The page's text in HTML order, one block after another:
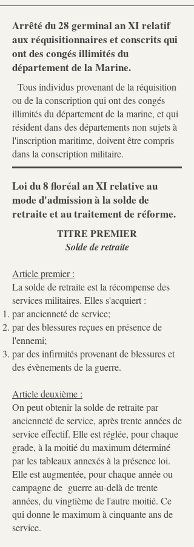
Arrêté du 28 germinal an XI relatif
aux réquisitionnaires et conscrits qui
ont des congés illimités du
département de la Marine.
Tous individus provenant de la réquisition
ou de la conscription qui ont des congés
illimités du département de la marine, et qui
résident dans des départements non sujets à
l'inscription maritime, doivent être compris
dans la conscription militaire.
Loi du 8 floréal an XI relative au
mode d'admission à la solde de
retraite et au traitement de réforme.
TITRE PREMIER
Solde de retraite
Article premier :
La solde de retraite est la récompense des
services militaires. Elles s'acquiert :
par ancienneté de service;
par des blessures reçues en présence de
l'ennemi;
par des infirmités provenant de blessures et
des évènements de la guerre.
Article deuxième :
On peut obtenir la solde de retraite par
ancienneté de service, après trente années de
service effectif. Elle est réglée, pour chaque
grade, à la moitié du maximum déterminé
par les tableaux annexés à la présence loi.
Elle est augmentée, pour chaque année ou
campagne de guerre au-delà de trente
années, du vingtième de l'autre moitié. Ce
qui donne le maximum à cinquante ans de
service.